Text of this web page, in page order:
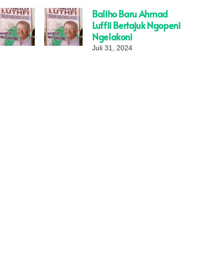
Baliho Baru Ahmad
Luffii Bertajuk Ngopeni
Ngelakoni
Juli 31, 2024